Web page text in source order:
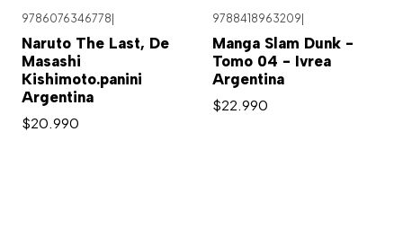
9786076346778|
Naruto The Last, De
Masashi
Kishimoto.panini
Argentina
$20.990
9788418963209|
Manga Slam Dunk -
Tomo 04 - Ivrea
Argentina
$22.990